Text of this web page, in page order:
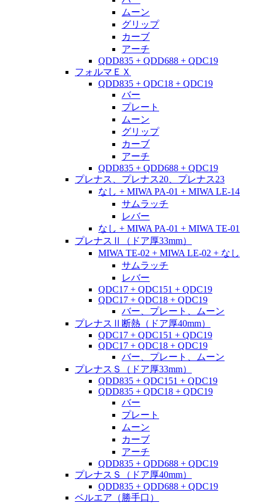
ムーン
グリップ
カーブ
アーチ
QDD835 + QDD688 + QDC19
フォルマＥＸ
QDD835 + QDC18 + QDC19
バー
プレート
ムーン
グリップ
カーブ
アーチ
QDD835 + QDD688 + QDC19
プレナス、プレナス20、プレナス23
なし + MIWA PA-01 + MIWA LE-14
サムラッチ
レバー
なし + MIWA PA-01 + MIWA TE-01
プレナスⅡ（ドア厚33mm）
MIWA TE-02 + MIWA LE-02 + なし
サムラッチ
レバー
QDC17 + QDC151 + QDC19
QDC17 + QDC18 + QDC19
バー、プレート、ムーン
プレナスⅡ断熱（ドア厚40mm）
QDC17 + QDC151 + QDC19
QDC17 + QDC18 + QDC19
バー、プレート、ムーン
プレナスＳ（ドア厚33mm）
QDD835 + QDC151 + QDC19
QDD835 + QDC18 + QDC19
バー
プレート
ムーン
カーブ
アーチ
QDD835 + QDD688 + QDC19
プレナスＳ（ドア厚40mm）
QDD835 + QDD688 + QDC19
ベルエア（勝手口）